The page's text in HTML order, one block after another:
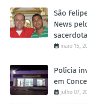
São
News
maio 15,
Polícia
em
julho 07,